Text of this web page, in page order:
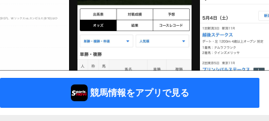
競馬情報をアプリで見る